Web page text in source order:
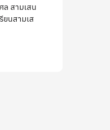
ล สามเสน
ยนสามเส